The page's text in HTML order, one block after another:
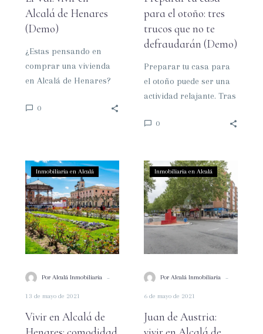
Alcalá de Henares
(Demo)
¿Estas pensando en
comprar una vivienda
en Alcalá de Henares?
ciudades de la
0
defraudarán
(Demo)
para el otoño: tres
trucos que no te
defraudarán (Demo)
Preparar tu casa para
el otoño puede ser una
actividad relajante. Tras
verano, dedicarle un…
0
Vivir
en
Alcalá
de
Henares:
comodidad
y
vida
(Demo)
Inmobiliaria en Alcalá
Por Alcalá Inmobiliaria -
13 de mayo de 2021
Vivir en Alcalá de
Juan
de
Austria:
vivir
en
Alcalá
de
Inmobiliaria en Alcalá
Por Alcalá Inmobiliaria -
6 de mayo de 2021
Juan de Austria: